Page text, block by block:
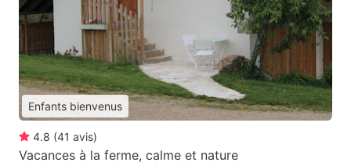
Enfants bienvenus
4.8 (41 avis)
Vacances à la ferme, calme et nature